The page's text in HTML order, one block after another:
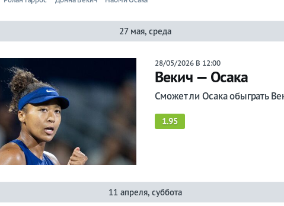
27 мая, среда
28/05/2026 В 12:00
Векич — Осака
Сможет ли Осака обыграть
1.95
11 апреля, суббота